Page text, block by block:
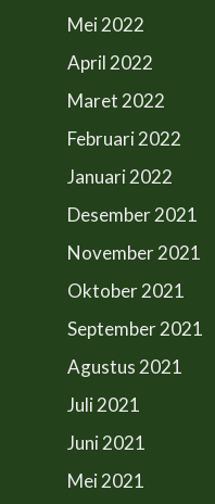
Mei 2022
April 2022
Maret 2022
Februari 2022
Januari 2022
Desember 2021
November 2021
Oktober 2021
September 2021
Agustus 2021
Juli 2021
Juni 2021
Mei 2021